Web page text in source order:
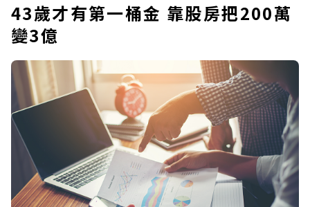
43歲才有第一桶金 靠股房把200萬
變3億